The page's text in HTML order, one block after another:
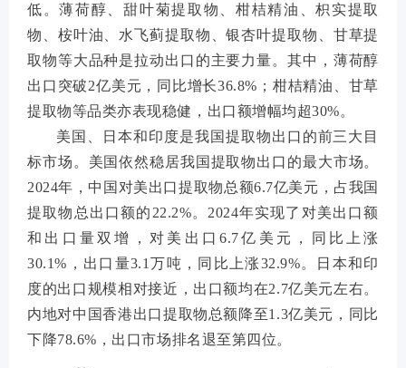
低。薄荷醇、甜叶菊提取物、柑桔精油、枳实提取
物、桉叶油、水飞蓟提取物、银杏叶提取物、甘草提
取物等大品种是拉动出口的主要力量。其中，薄荷醇
出口突破2亿美元，同比增长36.8%；柑桔精油、甘草
提取物等品类亦表现稳健，出口额增幅均超30%。
美国、日本和印度是我国提取物出口的前三大目
标市场。美国依然稳居我国提取物出口的最大市场。
2024年，中国对美出口提取物总额6.7亿美元，占我国
提取物总出口额的22.2%。2024年实现了对美出口额
和出口量双增，对美出口6.7亿美元，同比上涨
30.1%，出口量3.1万吨，同比上涨32.9%。日本和印
度的出口规模相对接近，出口额均在2.7亿美元左右。
内地对中国香港出口提取物总额降至1.3亿美元，同比
下降78.6%，出口市场排名退至第四位。